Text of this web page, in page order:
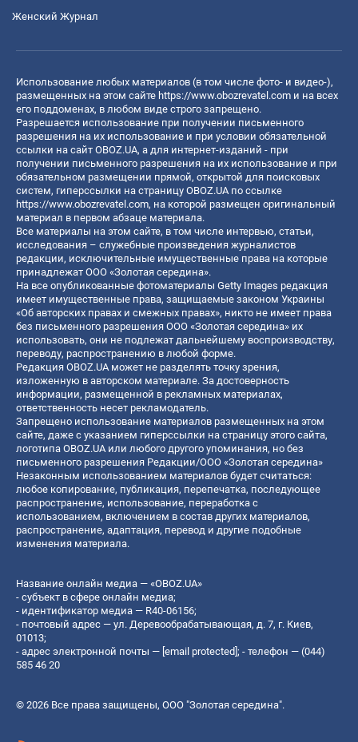
Женский Журнал
Использование любых материалов (в том числе фото- и видео-),
размещенных на этом сайте https://www.obozrevatel.com и на всех
его поддоменах, в любом виде строго запрещено.
Разрешается использование при получении письменного
разрешения на их использование и при условии обязательной
ссылки на сайт OBOZ.UA, а для интернет-изданий - при
получении письменного разрешения на их использование и при
обязательном размещении прямой, открытой для поисковых
систем, гиперссылки на страницу OBOZ.UA по ссылке
https://www.obozrevatel.com, на которой размещен оригинальный
материал в первом абзаце материала.
Все материалы на этом сайте, в том числе интервью, статьи,
исследования – служебные произведения журналистов
редакции, исключительные имущественные права на которые
принадлежат ООО «Золотая середина».
На все опубликованные фотоматериалы Getty Images редакция
имеет имущественные права, защищаемые законом Украины
«Об авторских правах и смежных правах», никто не имеет права
без письменного разрешения ООО «Золотая середина» их
использовать, они не подлежат дальнейшему воспроизводству,
переводу, распространению в любой форме.
Редакция OBOZ.UA может не разделять точку зрения,
изложенную в авторском материале. За достоверность
информации, размещенной в рекламных материалах,
ответственность несет рекламодатель.
Запрещено использование материалов размещенных на этом
сайте, даже с указанием гиперссылки на страницу этого сайта,
логотипа OBOZ.UA или любого другого упоминания, но без
письменного разрешения Редакции/ООО «Золотая середина»
Незаконным использованием материалов будет считаться:
любое копирование, публикация, перепечатка, последующее
распространение, использование, переработка с
использованием, включением в состав других материалов,
распространение, адаптация, перевод и другие подобные
изменения материала.
Название онлайн медиа — «OBOZ.UA»
- субъект в сфере онлайн медиа;
- идентификатор медиа — R40-06156;
- почтовый адрес — ул. Деревообрабатывающая, д. 7, г. Киев,
01013;
- адрес электронной почты — [email protected] ; - телефон — (044)
585 46 20
© 2026 Все права защищены, ООО "Золотая середина".